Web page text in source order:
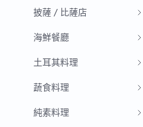
披薩 / 比薩店
海鮮餐廳
土耳其料理
蔬食料理
純素料理